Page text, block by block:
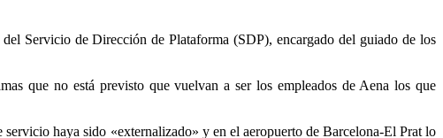
Servicio de Dirección de Plataforma (SDP), encargado del guiado de los
que no está previsto que vuelvan a ser los empleados de Aena los que
haya sido «externalizado» y en el aeropuerto de Barcelona-El Prat lo